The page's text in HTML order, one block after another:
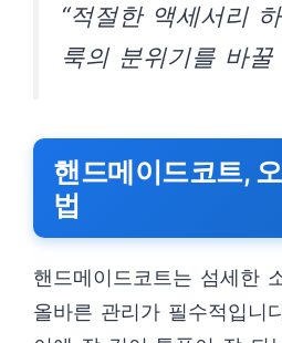
“적절한 액세서리
룩의 분위기를 바꿀
핸드메이드코트,
법
핸드메이드코트는 섬세한
올바른 관리가 필수적입니